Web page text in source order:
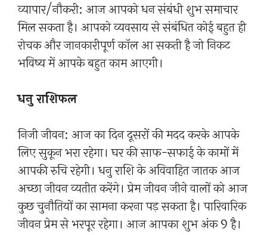
व्यापार/नौकरी: आज आपको धन संबंधी शुभ समाचार
मिल सकता है। आपको व्यवसाय से संबंधित कोई बहुत ही
रोचक और जानकारीपूर्ण कॉल आ सकती है जो निकट
भविष्य में आपके बहुत काम आएगी।
धनु राशिफल
निजी जीवन: आज का दिन दूसरों की मदद करके आपके
लिए सुकून भरा रहेगा। घर की साफ-सफाई के कामों में
आपकी रुचि रहेगी। धनु राशि के अविवाहित जातक आज
अच्छा जीवन व्यतीत करेंगे। प्रेम जीवन जीने वालों को आज
कुछ चुनौतियों का सामना करना पड़ सकता है। पारिवारिक
जीवन प्रेम से भरपूर रहेगा। आज आपका शुभ अंक 9 है।